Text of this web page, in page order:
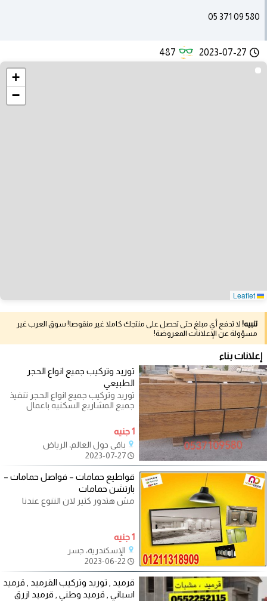
580 09 371 05
2023-07-27
487
+
−
تنبيه! لا تدفع أي مبلغ حتى تحصل على منتجك كاملا غير منقوصا! سوق العرب غير
مسؤولة عن الإعلانات المعروضة!
إعلانات بناء
توريد وتركيب جميع انواع الحجر
الطبيعي
توريد وتركيب جميع انواع الحجر تنفيذ
جميع المشاريع السكنيه باعمال
1 جنيه
باقي دول العالم، الرياض
2023-07-27
قواطيع حمامات – فواصل حمامات –
بارتشن حمامات
مش هتدور كتير لان التنوع عندنا
1 جنيه
الإسكندرية، جسر
قرميد , توريد وتركيب القرميد , قرميد
اسباني , قرميد وطني , قرميد ازرق